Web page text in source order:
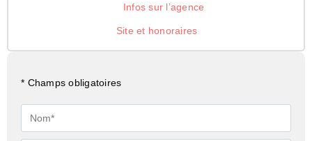
Infos sur l’agence
Site et honoraires
* Champs obligatoires
Nom*